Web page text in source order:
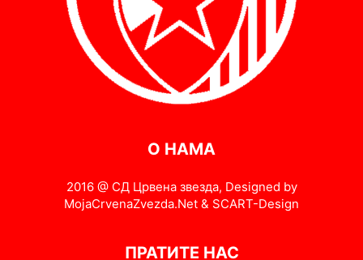
О НАМА
2016 @ СД Црвена звезда, Designed by
MojaCrvenaZvezda.Net & SCART-Design
ПРАТИТЕ НАС